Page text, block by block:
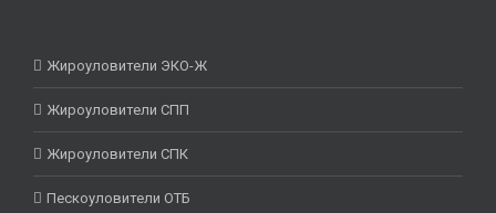
Жироуловители ЭКО-Ж
Жироуловители СПП
Жироуловители СПК
Пескоуловители ОТБ